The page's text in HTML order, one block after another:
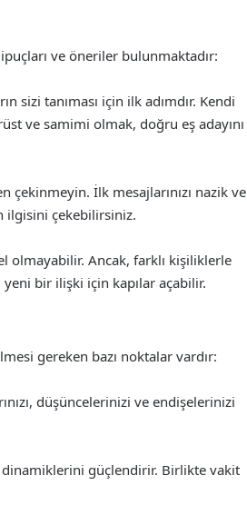
ve öneriler bulunmaktadır:
tanıması için ilk adımdır. Kendi
ve samimi olmak, doğru eş adayını
İlk mesajlarınızı nazik ve
ilgisini çekebilirsiniz.
olmayabilir. Ancak, farklı kişiliklerle
yeni bir ilişki için kapılar açabilir.
gereken bazı noktalar vardır:
düşüncelerinizi ve endişelerinizi
güçlendirir. Birlikte vakit